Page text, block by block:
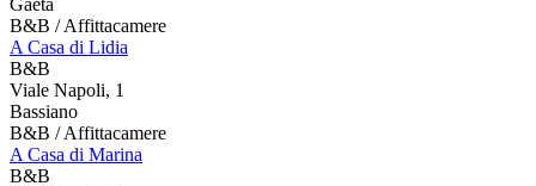
B&B / Affittacamere
A Casa di Lidia
B&B
Viale Napoli, 1
Bassiano
B&B / Affittacamere
A Casa di Marina
B&B